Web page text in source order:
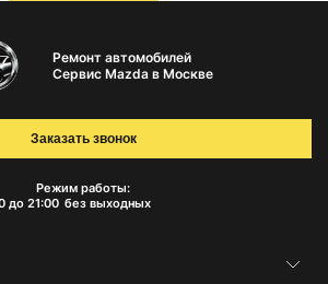
Ремонт автомобилей
Сервис Mazda в Москве
Режим работы:
до 21:00 без выходных
Заказать звонок